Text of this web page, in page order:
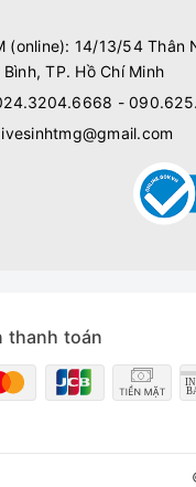
(online): 14/13/54 Thân
TP. Hồ Chí Minh
-
thanh toán